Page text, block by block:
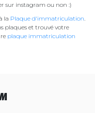
sur instagram ou non :)
la Plaque d'immatriculation
plaques et trouvé votre
plaque immatriculation